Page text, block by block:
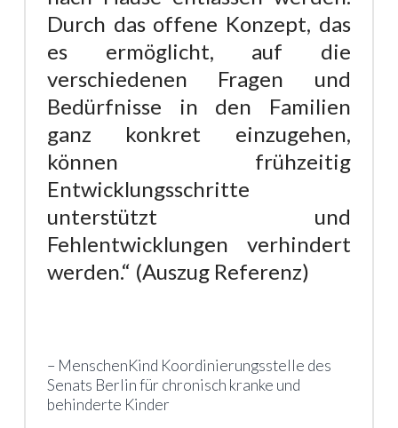
Durch das offene Konzept, das
es ermöglicht, auf die
verschiedenen Fragen und
Bedürfnisse in den Familien
ganz konkret einzugehen,
können frühzeitig
Entwicklungsschritte
unterstützt und
Fehlentwicklungen verhindert
werden.“ (Auszug Referenz)
MenschenKind Koordinierungsstelle des
Senats Berlin für chronisch kranke und
behinderte Kinder